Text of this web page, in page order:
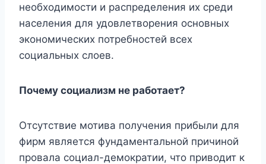
необходимости и распределения их среди
населения для удовлетворения основных
экономических потребностей всех
социальных слоев.
Почему социализм не работает?
Отсутствие мотива получения прибыли для
фирм является фундаментальной причиной
провала социал-демократии, что приводит к